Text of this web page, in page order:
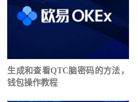
生成和查看QTC脑密码的方法，
钱包操作教程